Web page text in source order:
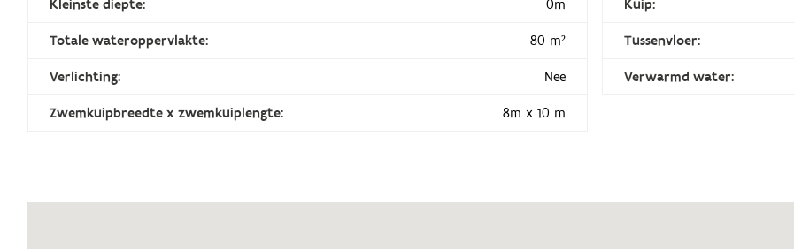
Kleinste diepte: 0m Kuip:
Totale wateroppervlakte: 80 m² Tussenvloer:
Verlichting: Nee Verwarmd water:
Zwemkuipbreedte x zwemkuiplengte: 8m x 10 m